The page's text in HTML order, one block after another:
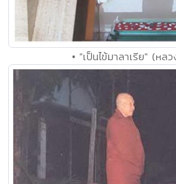
• "เป็นไข้มาลาเรีย" (หล